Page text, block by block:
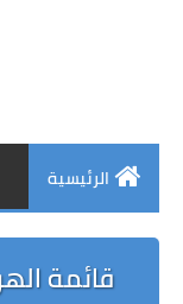
الرئيسية
قائمة